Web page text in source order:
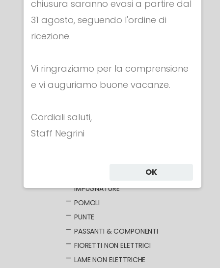
Categorie
ABBIGLIAMENTO
MASCHERE
FIORETTO
FIORETTI ELETTRICI
IMPUGNATURE
POMOLI
PUNTE
PASSANTI & COMPONENTI
FIORETTI NON ELETTRICI
LAME NON ELETTRICHE
chiusura saranno evasi a partire dal
31 agosto, seguendo l'ordine di
ricezione.
Vi ringraziamo per la comprensione
e vi auguriamo buone vacanze.
Cordiali saluti,
Staff Negrini
OK